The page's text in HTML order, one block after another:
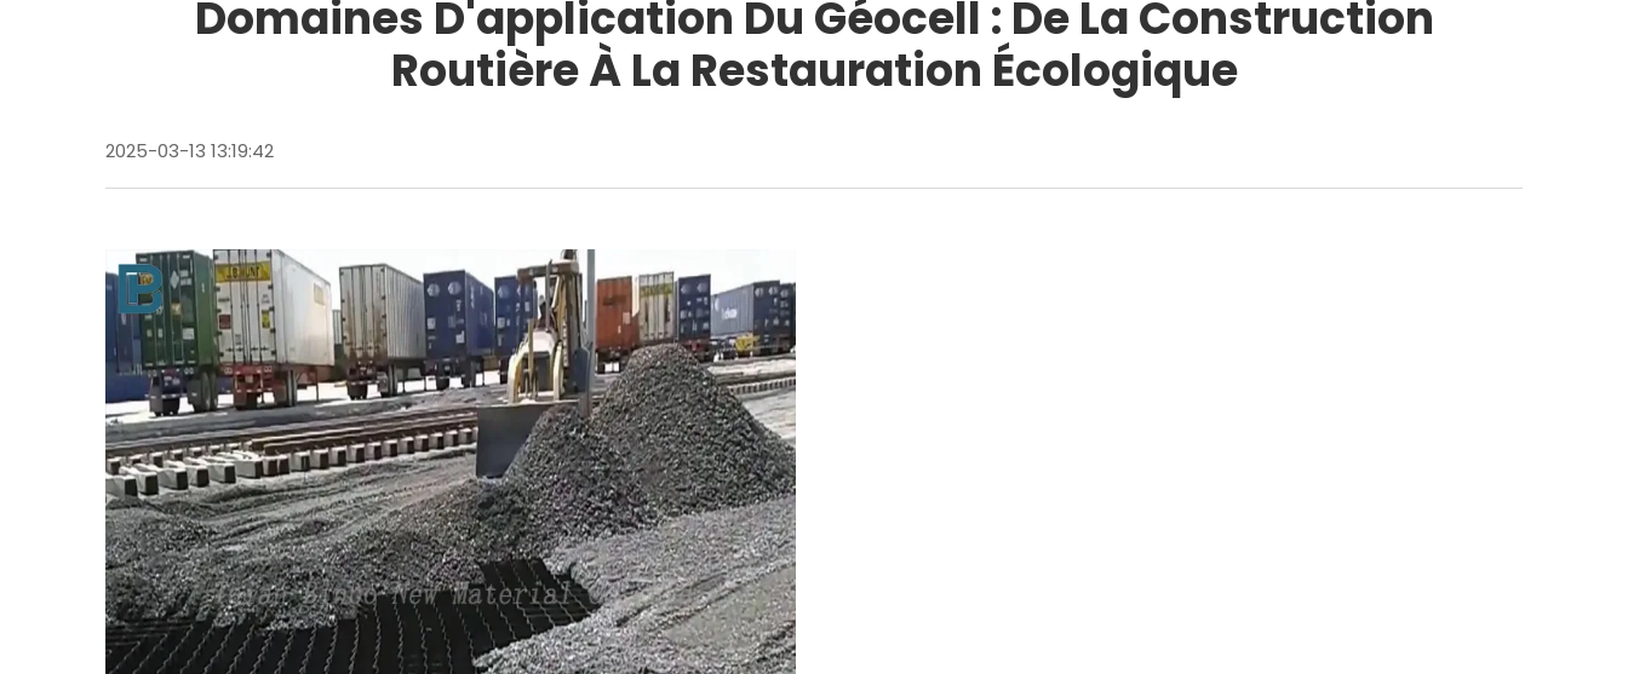
Domaines D'application Du Géocell : De La Construction
Routière À La Restauration Écologique
2025-03-13 13:19:42